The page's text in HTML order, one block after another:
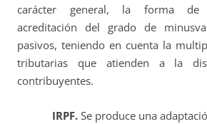
carácter general, la forma de
acreditación del grado de
pasivos, teniendo en cuenta la
tributarias que atienden a la
contribuyentes.
IRPF.Se produce una